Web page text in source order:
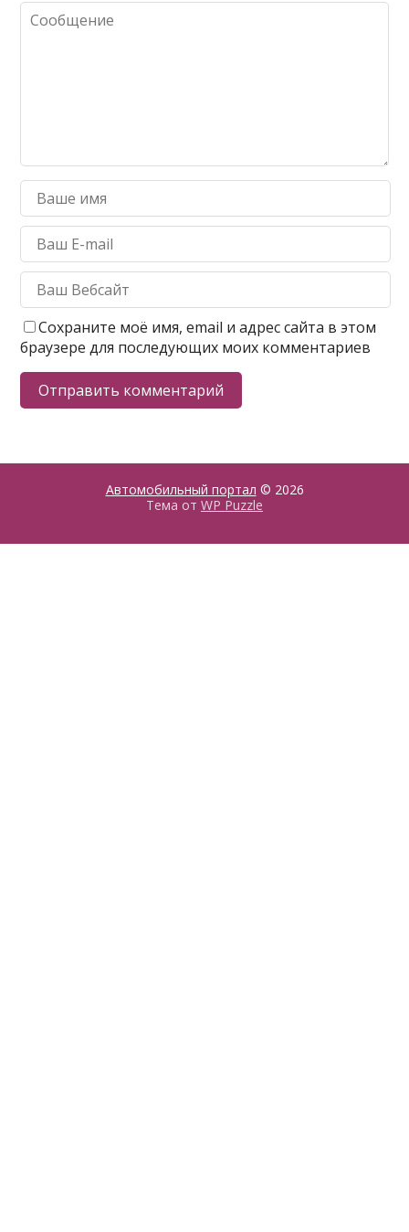
Сохраните моё имя, email и адрес сайта в этом
браузере для последующих моих комментариев
Автомобильный портал © 2026
Тема от WP Puzzle